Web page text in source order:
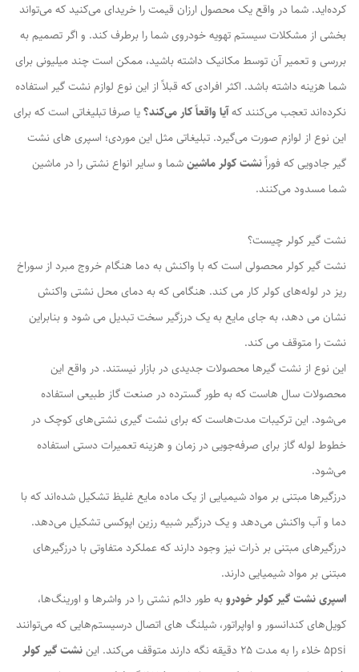
کرده‌اید. شما در واقع یک محصول ارزان قیمت را خریدای می‌کنید که می‌تواند
بخشی از مشکلات سیستم تهویه خودروی شما را برطرف کند. و اگر تصمیم به
بررسی و تعمیر آن توسط مکانیک داشته باشید، ممکن است چند میلیونی برای
شما هزینه داشته باشد. اکثر افرادی که قبلاً از این نوع لوازم نشت گیر استفاده
نکرده‌اند تعجب می‌کنند کهآیا واقعاً کار می‌کند؟یا صرفا تبلیغاتی است که برای
این نوع از لوازم صورت می‌گیرد. تبلیغاتی مثل این موردی؛ اسپری های نشت
گیر جادویی که فوراًنشت کولر ماشینشما و سایر انواع نشتی را در ماشین
شما مسدود می‌کنند.
نشت گیر کولر چیست؟
نشت گیر کولر محصولی است که با واکنش به دما هنگام خروج مبرد از سوراخ
ریز در لوله‌های کولر کار می کند. هنگامی که به دمای محل نشتی واکنش
نشان می دهد، به جای مایع به یک درزگیر سخت تبدیل می شود و بنابراین
نشت را متوقف می کند.
این نوع از نشت گیر‌ها محصولات جدیدی در بازار نیستند. در واقع این
محصولات سال هاست که به طور گسترده در صنعت گاز طبیعی استفاده
می‌شود. این ترکیبات مدت‌هاست که برای نشت گیری نشتی‌های کوچک در
خطوط لوله گاز برای صرفه‌جویی در زمان و هزینه تعمیرات دستی استفاده
می‌شود.
درزگیرها مبتنی بر مواد شیمیایی از یک ماده مایع غلیظ تشکیل شده‌اند که با
دما و آب واکنش می‌دهد و یک درزگیر شبیه رزین اپوکسی تشکیل می‌دهد.
درزگیرهای مبتنی بر ذرات نیز وجود دارند که عملکرد متفاوتی با درزگیرهای
مبتنی بر مواد شیمیایی دارند.
اسپری نشت گیر کولر خودروبه طور دائم نشتی را در واشرها و اورینگ‌ها،
کویل‌های کندانسور و اواپراتور، شیلنگ های اتصال درسیستم‌هایی که می‌توانند
5psi خلاء را به مدت 25 دقیقه نگه دارند متوقف می‌کند. این
نشت گیر کولر